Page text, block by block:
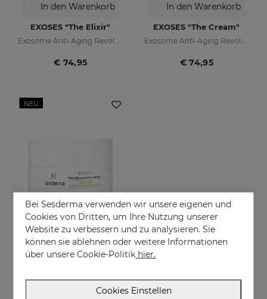
In den Warenkorb
EXOSES "The Elixir"
Exosome Anti-Aging Revolution
€ 74,95
In den Warenkorb
EXOSES "The Cream"
Exosome Anti-Aging Revolution
€ 74,95
NEU
In den Warenkorb
EXOSES Anti-Aging Eye And Lip Contour
Bei Sesderma verwenden wir unsere eigenen und
Cookies von Dritten, um Ihre Nutzung unserer
Website zu verbessern und zu analysieren. Sie
können sie ablehnen oder weitere Informationen
über unsere Cookie-Politik hier.
Cookies Einstellen